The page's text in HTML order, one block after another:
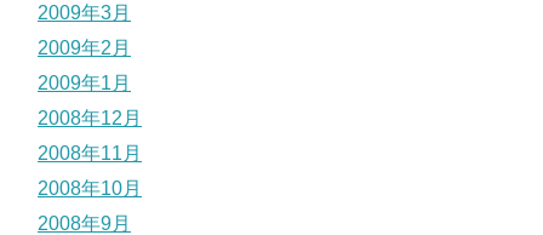
2009年3月
2009年2月
2009年1月
2008年12月
2008年11月
2008年10月
2008年9月